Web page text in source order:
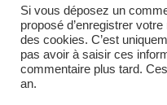
ÉTIQUETTES : CEREALIERS
Si vous déposez un
proposé d’enregistrer
des cookies. C’est
pas avoir à saisir ces
commentaire plus tard.
an.